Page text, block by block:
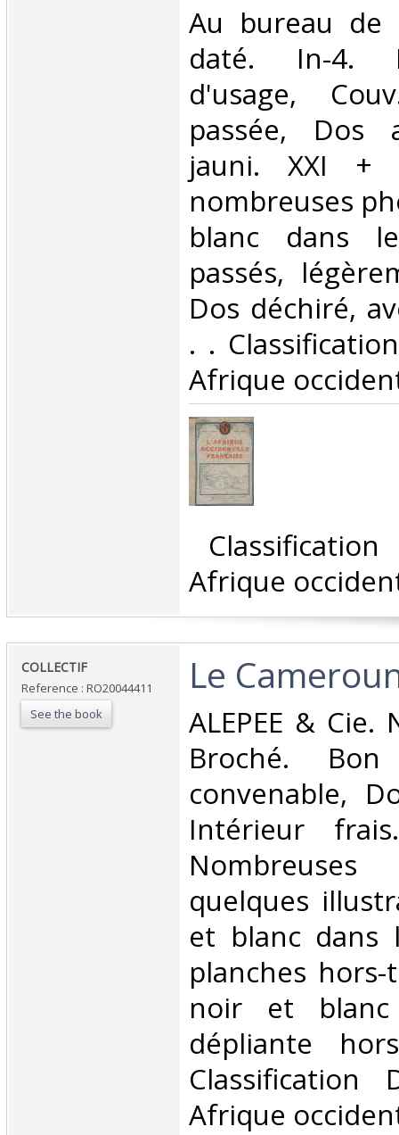
‎Au bureau de
daté. In-4.
d'usage,
passée, Dos
jauni. XXI +
nombreuses
blanc dans
passés,
Dos déchiré,
. .
Afrique
Afrique
‎COLLECTIF‎
Reference : RO20044411
See the book
‎Le
‎ALEPEE &
Broché.
convenable,
Intérieur
quelques
et blanc
planches
noir et blanc
dépliante
Classification
Afrique